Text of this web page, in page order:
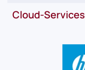
Cloud-Services